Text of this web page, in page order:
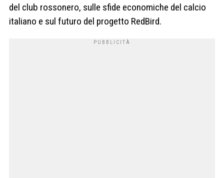
del club rossonero, sulle sfide economiche del calcio
italiano e sul futuro del progetto RedBird.